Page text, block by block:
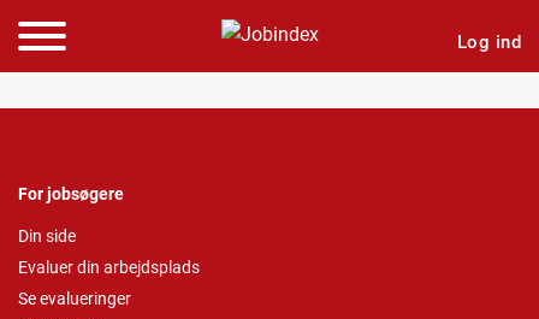
Log ind
For jobsøgere
Din side
Evaluer din arbejdsplads
Se evalueringer